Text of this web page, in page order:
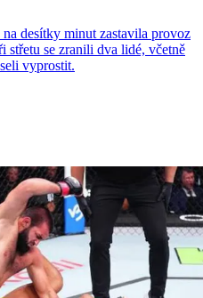
desítky minut zastavila provoz
střetu se zranili dva lidé, včetně
vyprostit.